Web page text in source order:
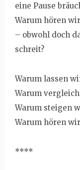
eine Pause
Warum hören
– obwohl doch
schreit?
Warum lassen
Warum
Warum steigen
Warum hören
****